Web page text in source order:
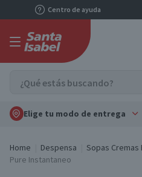
Centro de ayuda
Elige tu modo de entrega
Home Despensa
Sopas Cremas
Pure Instantaneo